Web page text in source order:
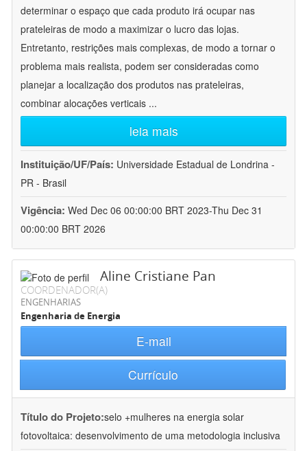
determinar o espaço que cada produto irá ocupar nas
prateleiras de modo a maximizar o lucro das lojas.
Entretanto, restrições mais complexas, de modo a tornar o
problema mais realista, podem ser consideradas como
planejar a localização dos produtos nas prateleiras,
combinar alocações verticais ...
leia mais
Instituição/UF/País: Universidade Estadual de Londrina -
PR - Brasil
Vigência: Wed Dec 06 00:00:00 BRT 2023-Thu Dec 31
00:00:00 BRT 2026
Aline Cristiane Pan
COORDENADOR(A)
ENGENHARIAS
Engenharia de Energia
E-mail
Currículo
Título do Projeto:selo +mulheres na energia solar
fotovoltaica: desenvolvimento de uma metodologia inclusiva